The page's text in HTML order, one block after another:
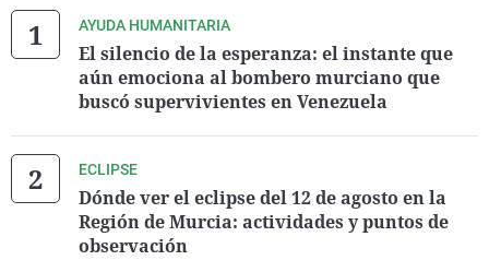
AYUDA HUMANITARIA
El silencio de la esperanza: el instante que
aún emociona al bombero murciano que
buscó supervivientes en Venezuela
ECLIPSE
Dónde ver el eclipse del 12 de agosto en la
Región de Murcia: actividades y puntos de
observación